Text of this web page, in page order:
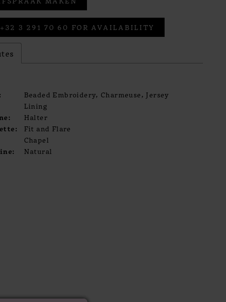
3 291 70 60 FOR AVAILABILITY
Beaded Embroidery, Charmeuse, Jersey
Lining
Halter
Fit and Flare
Chapel
Natural